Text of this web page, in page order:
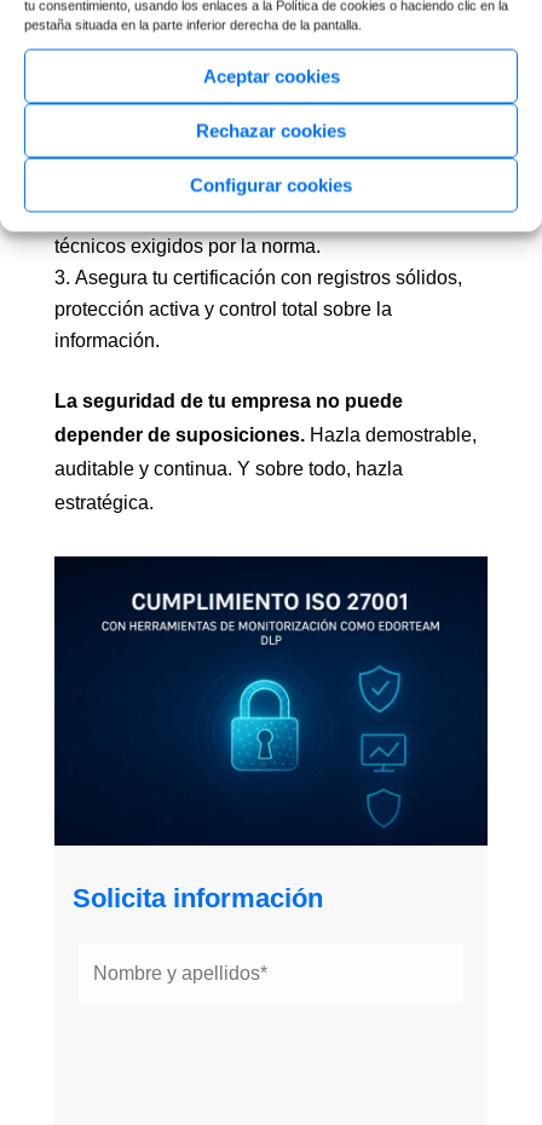
tu consentimiento, usando los enlaces a la Política de cookies o haciendo clic en la
pestaña situada en la parte inferior derecha de la pantalla.
Aceptar cookies
Rechazar cookies
Configurar cookies
¿Qué puedes hacer ahora?
Solicita una auditoría de ciberseguridad con
Edorteam para conocer el estado real de tu
infraestructura.
Implanta una herramienta de monitorización
como Edorteam DLP que cubra los aspectos
técnicos exigidos por la norma.
Asegura tu certificación con registros sólidos,
protección activa y control total sobre la
información.
La seguridad de tu empresa no puede
depender de suposiciones.Hazla demostrable,
auditable y continua. Y sobre todo, hazla
estratégica.
Solicita información